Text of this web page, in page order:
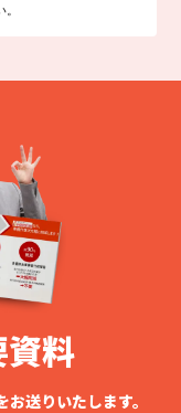
料
送りいたします。